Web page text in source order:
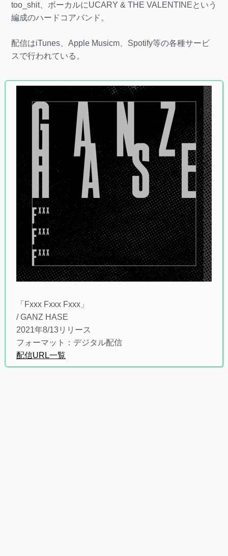
too_shit、ボーカルにUCARY & THE VALENTINEという
編成のハードコアバンド。
配信はiTunes、Apple Musicm、Spotify等の各種サービ
スで行われている。
「Fxxx Fxxx Fxxx」
/ GANZ HASE
2021年8/13リリース
フォーマット：デジタル配信
配信URL一覧